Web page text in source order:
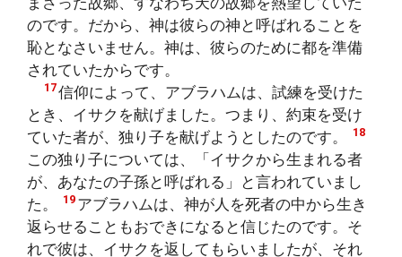
のです。だから、神は彼らの神と呼ばれることを
恥となさいません。神は、彼らのために都を準備
されていたからです。
17信仰によって、アブラハムは、試練を受けた
とき、イサクを献げました。つまり、約束を受け
ていた者が、独り子を献げようとしたのです。
18
この独り子については、「イサクから生まれる者
が、あなたの子孫と呼ばれる」と言われていまし
た。
19 アブラハムは、神が人を死者の中から生き
返らせることもおできになると信じたのです。そ
れで彼は、イサクを返してもらいましたが、それ